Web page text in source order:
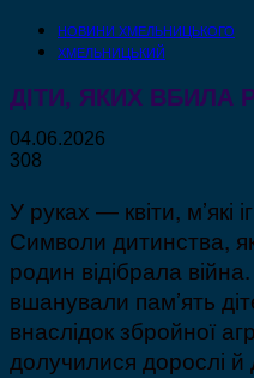
НОВИНИ ХМЕЛЬНИЦЬКОГО
ХМЕЛЬНИЦЬКИЙ
ДІТИ, ЯКИХ ВБИЛА
04.06.2026
308
У руках — квіти, м’які
Символи дитинства,
родин відібрала
вшанували пам’ять
внаслідок збройної
долучилися дорослі й